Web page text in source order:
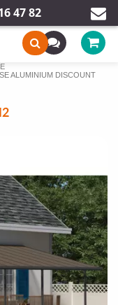
47 82
ALUMINIUM DISCOUNT